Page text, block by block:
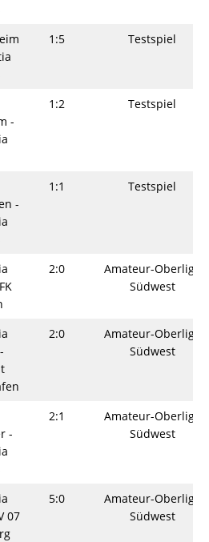
1:5 Testspiel
-
1:2 Testspiel
-
1:1 Testspiel
2:0
Amateur-Oberliga
Südwest
2:0
Amateur-Oberliga
Südwest
-
2:1
Amateur-Oberliga
Südwest
07
5:0
Amateur-Oberliga
Südwest